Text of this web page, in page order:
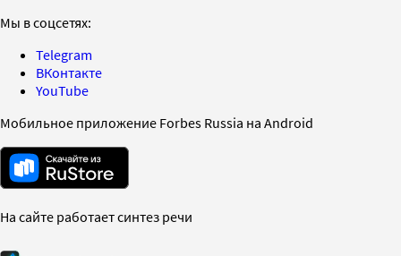
Мы в соцсетях:
Telegram
ВКонтакте
YouTube
Мобильное приложение Forbes Russia на Android
На сайте работает синтез речи